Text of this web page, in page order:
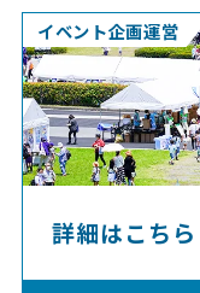
イベント企画運営
詳細はこちら